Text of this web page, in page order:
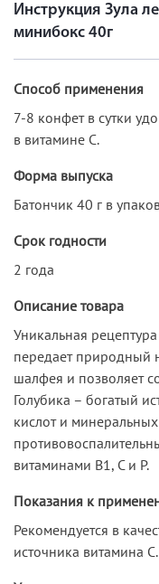
Инструкция Зула
минибокс 40г
Способ применения
7-8 конфет в сутки
в витамине С.
Форма выпуска
Батончик 40 г в
Срок годности
2 года
Описание товара
Уникальная
передает природный
шалфея и позволяет
Голубика – богатый
кислот и
витаминами В1, С и Р.
Показания к
Рекомендуется в
источника витамина С.